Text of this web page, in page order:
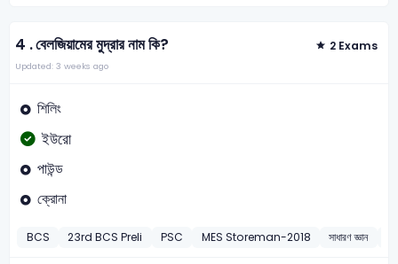
4 .বেলজিয়ামের মুদ্রার নাম কি? 2 Exams
Updated: 3 weeks ago
শিলিং
ইউরো
পাউন্ড
ক্রোনা
BCS 23rd BCS Preli PSC MES Storeman-2018 সাধারণ জ্ঞান